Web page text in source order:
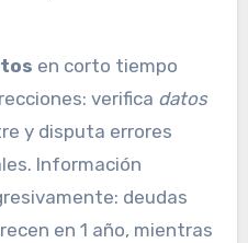
en corto tiempo
verifica datos
y disputa errores
Información
deudas
en 1 año, mientras